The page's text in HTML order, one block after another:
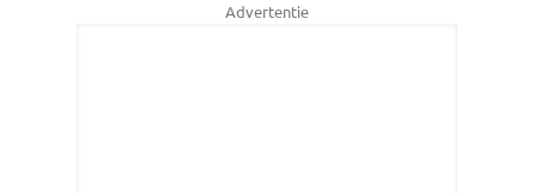
Advertentie